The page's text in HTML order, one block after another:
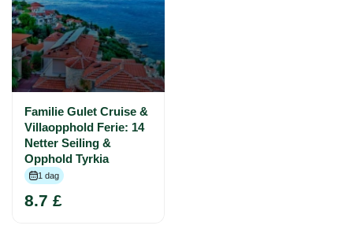
Familie Gulet Cruise &
Villaopphold Ferie: 14
Netter Seiling &
Opphold Tyrkia
1 dag
8.7 £